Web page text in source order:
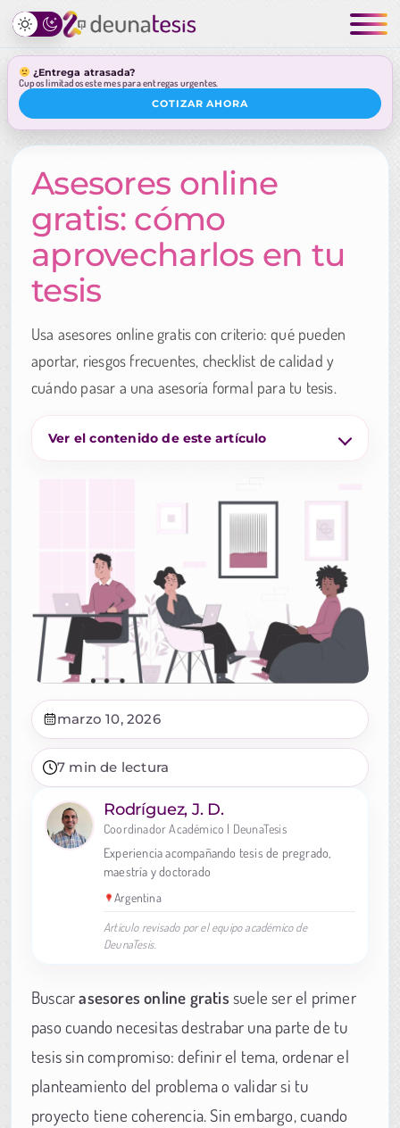
¿Entrega atrasada?
Cupos limitados este mes para entregas urgentes.
COTIZAR AHORA
Asesores online
gratis: cómo
aprovecharlos en tu
tesis
Usa asesores online gratis con criterio: qué pueden
aportar, riesgos frecuentes, checklist de calidad y
cuándo pasar a una asesoría formal para tu tesis.
Ver el contenido de este artículo
marzo 10, 2026
7 min de lectura
Rodríguez, J. D.
Coordinador Académico | DeunaTesis
Experiencia acompañando tesis de pregrado,
maestría y doctorado
Argentina
Artículo revisado por el equipo académico de
DeunaTesis.
Buscarasesores online gratis suele ser el primer
paso cuando necesitas destrabar una parte de tu
tesis sin compromiso: definir el tema, ordenar el
planteamiento del problema o validar si tu
proyecto tiene coherencia. Sin embargo, cuando